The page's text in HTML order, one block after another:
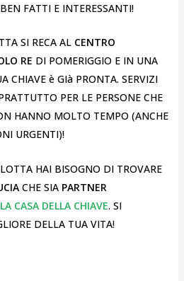
FATTI E INTERESSANTI!
SI RECA AL CENTRO
RE DI POMERIGGIO E IN UNA
CHIAVE è GIà PRONTA. SERVIZI
PER LE PERSONE CHE
HANNO MOLTO TEMPO (ANCHE
URGENTI)!
HAI BISOGNO DI TROVARE
CHE SIA PARTNER
CASA DELLA CHIAVE. SI
DELLA TUA VITA!